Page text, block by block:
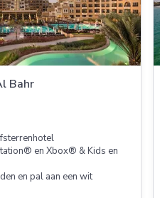
Bahr
en Xbox® & Kids en
en pal aan een wit